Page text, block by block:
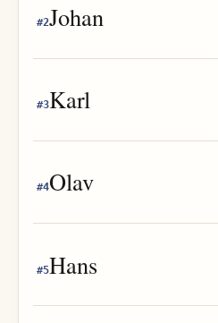
#2Johan
#3Karl
#4Olav
#5Hans